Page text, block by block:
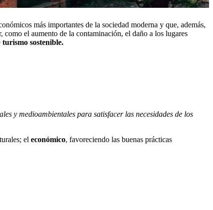
más importantes de la sociedad moderna y que, además,
el aumento de la contaminación, el daño a los lugares
turismo sostenible.
y medioambientales para satisfacer las necesidades de los
el económico, favoreciendo las buenas prácticas